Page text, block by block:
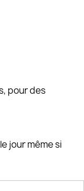
pour des
jour même si